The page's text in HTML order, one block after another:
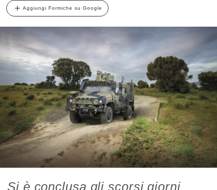
Aggiungi Formiche su Google
Si è conclusa gli scorsi giorni